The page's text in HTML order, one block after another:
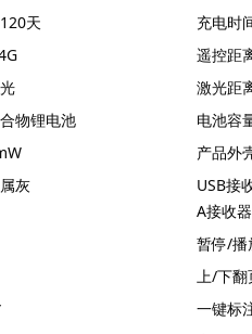
天
充电时
遥控距
激光距
物锂电池
电池容
产品外
灰
USB接
A接收
暂停/播
上/下
一键标